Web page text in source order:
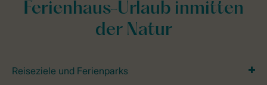
Ferienhaus-Urlaub inmitten
der Natur
Reiseziele und Ferienparks